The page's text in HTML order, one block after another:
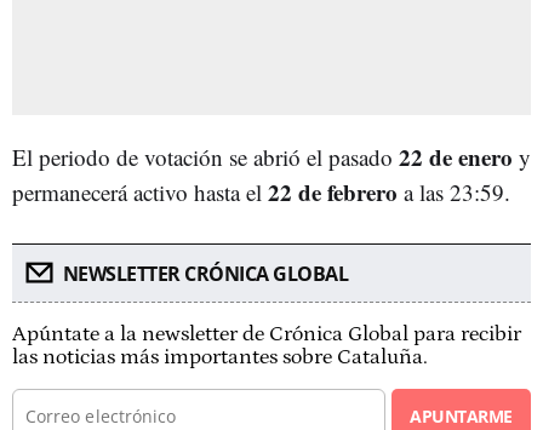
El periodo de votación se abrió el pasado 22 de enero y
permanecerá activo hasta el 22 de febrero a las 23:59.
NEWSLETTER CRÓNICA GLOBAL
Apúntate a la newsletter de Crónica Global para recibir
las noticias más importantes sobre Cataluña.
APUNTARME